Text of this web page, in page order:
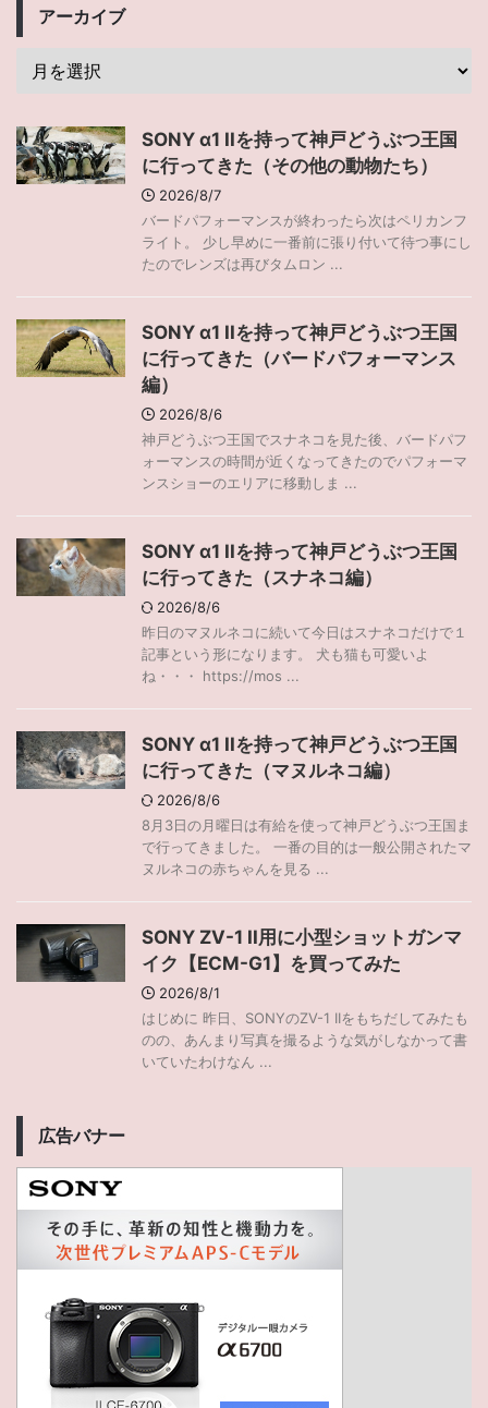
アーカイブ
SONY α1 IIを持って神戸どうぶつ王国
に行ってきた（その他の動物たち）
2026/8/7
バードパフォーマンスが終わったら次はペリカンフ
ライト。 少し早めに一番前に張り付いて待つ事にし
たのでレンズは再びタムロン ...
SONY α1 IIを持って神戸どうぶつ王国
に行ってきた（バードパフォーマンス
編）
2026/8/6
神戸どうぶつ王国でスナネコを見た後、バードパフ
ォーマンスの時間が近くなってきたのでパフォーマ
ンスショーのエリアに移動しま ...
SONY α1 IIを持って神戸どうぶつ王国
に行ってきた（スナネコ編）
2026/8/6
昨日のマヌルネコに続いて今日はスナネコだけで１
記事という形になります。 犬も猫も可愛いよ
ね・・・ https://mos ...
SONY α1 IIを持って神戸どうぶつ王国
に行ってきた（マヌルネコ編）
2026/8/6
8月3日の月曜日は有給を使って神戸どうぶつ王国ま
で行ってきました。 一番の目的は一般公開されたマ
ヌルネコの赤ちゃんを見る ...
SONY ZV-1 II用に小型ショットガンマ
イク【ECM-G1】を買ってみた
2026/8/1
はじめに 昨日、SONYのZV-1 IIをもちだしてみたも
のの、あんまり写真を撮るような気がしなかって書
いていたわけなん ...
広告バナー